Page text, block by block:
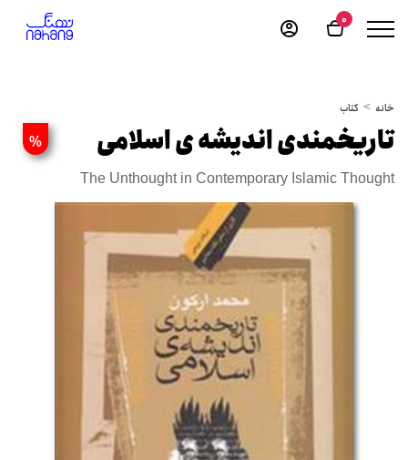
0
خانه کتاب
% تاریخمندی اندیشه ی اسلامی
The Unthought in Contemporary Islamic Thought